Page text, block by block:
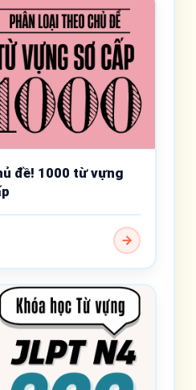
đề! 1000 từ vựng